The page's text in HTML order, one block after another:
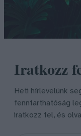
Iratkozz
Heti hírlevelünk
fenntarthatóság
iratkozz fel, és